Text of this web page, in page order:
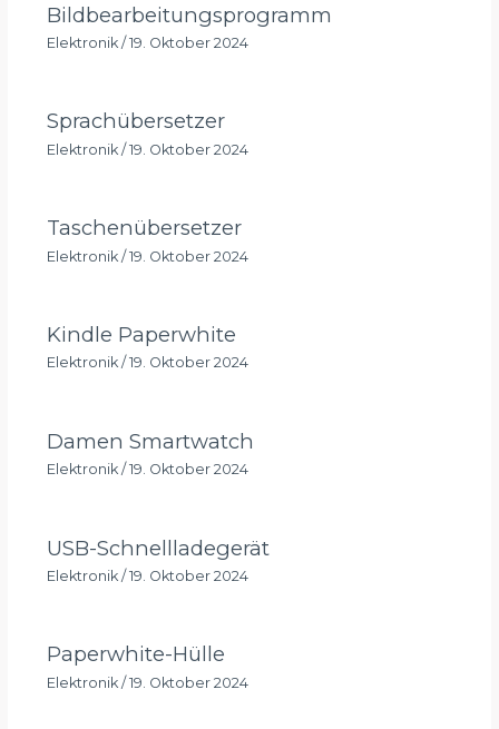
Bildbearbeitungsprogramm
Elektronik/ 19. Oktober 2024
Sprachübersetzer
Elektronik/ 19. Oktober 2024
Taschenübersetzer
Elektronik/19. Oktober 2024
Kindle Paperwhite
Elektronik/ 19. Oktober 2024
Damen Smartwatch
Elektronik/ 19. Oktober 2024
USB-Schnellladegerät
Elektronik/ 19. Oktober 2024
Paperwhite-Hülle
Elektronik/ 19. Oktober 2024